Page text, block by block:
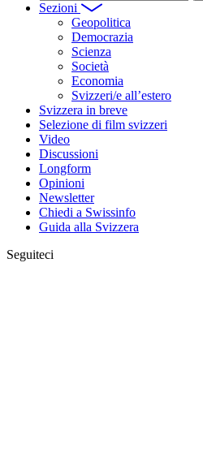
Sezioni
Geopolitica
Democrazia
Scienza
Società
Economia
Svizzeri/e all’estero
Svizzera in breve
Selezione di film svizzeri
Video
Discussioni
Longform
Opinioni
Newsletter
Chiedi a Swissinfo
Guida alla Svizzera
Seguiteci